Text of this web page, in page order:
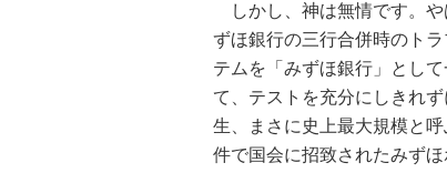
しかし、神は無情です。や
ずほ銀行の三行合併時のト
テムを「みずほ銀行」とし
て、テストを充分にしきれ
生、まさに史上最大規模と
件で国会に招致されたみず